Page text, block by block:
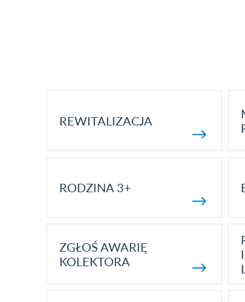
REWITALIZACJA
RODZINA 3+
ZGŁOŚ AWARIĘ
KOLEKTORA